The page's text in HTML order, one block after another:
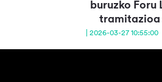
buruzko Foru
tramitazioa
| 2026-03-27 10:55:00